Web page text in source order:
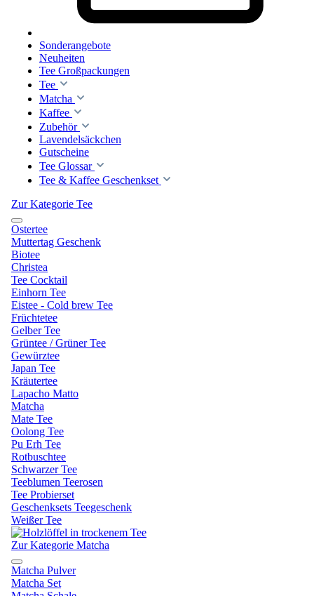
Sonderangebote
Neuheiten
Tee Großpackungen
Tee
Matcha
Kaffee
Zubehör
Lavendelsäckchen
Gutscheine
Tee Glossar
Tee & Kaffee Geschenkset
Zur Kategorie Tee
Ostertee
Muttertag Geschenk
Biotee
Christea
Tee Cocktail
Einhorn Tee
Eistee - Cold brew Tee
Früchtetee
Gelber Tee
Grüntee / Grüner Tee
Gewürztee
Japan Tee
Kräutertee
Lapacho Matto
Matcha
Mate Tee
Oolong Tee
Pu Erh Tee
Rotbuschtee
Schwarzer Tee
Teeblumen Teerosen
Tee Probierset
Geschenksets Teegeschenk
Weißer Tee
Zur Kategorie Matcha
Matcha Pulver
Matcha Set